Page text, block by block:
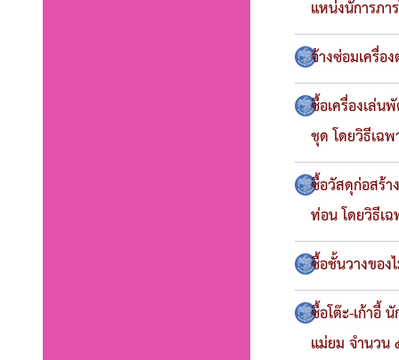
แหน่งนัการภา
จ้างซ่อมเครื่อ
ซื้อเครื่องเล่
ชุด โดยวิธีเฉพ
ซื้อวัสดุก่อสร้
ท่อน โดยวิธีเฉ
ซื้อชั้นวางของ
ซื้อโต๊ะ-เก้าอี้
แม่ยม จำนวน